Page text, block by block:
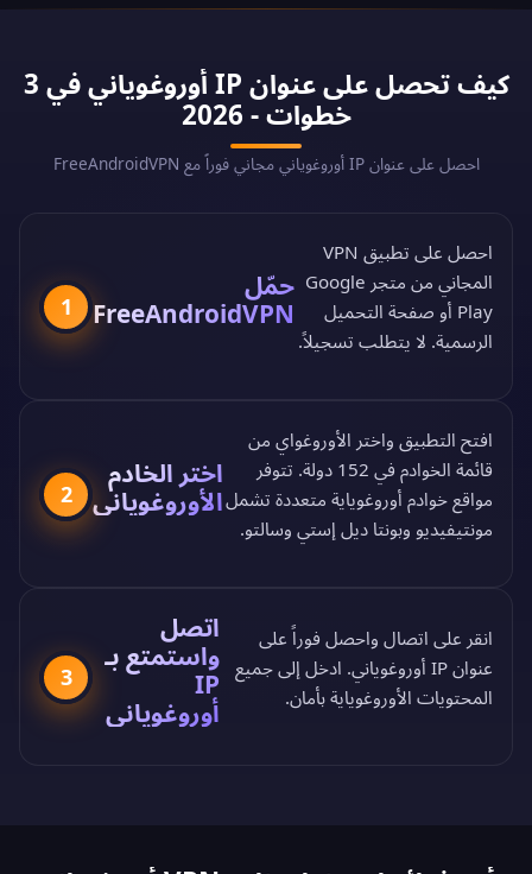
كيف تحصل على عنوان IP أوروغوياني في 3
خطوات - 2026
احصل على عنوان IP أوروغوياني مجاني فوراً مع FreeAndroidVPN
1
حمّل
FreeAndroidVPN
احصل على تطبيق VPN
المجاني من
متجر Google
Play أو صفحة التحميل
الرسمية. لا يتطلب تسجيلاً.
2
اختر الخادم
الأوروغوياني
افتح التطبيق واختر الأوروغواي من
قائمة الخوادم في 152 دولة
. تتوفر
مواقع خوادم أوروغوياية متعددة تشمل
مونتيفيديو وبونتا ديل إستي وسالتو.
3
اتصل
واستمتع بـ
IP
أوروغوياني
انقر على اتصال واحصل فوراً على
عنوان IP أوروغوياني. ادخل إلى جميع
المحتويات الأوروغوياية بأمان.